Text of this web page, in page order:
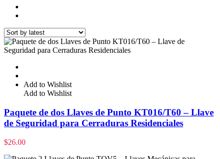
Add to Wishlist
Add to Wishlist
Paquete de dos Llaves de Punto KT016/T60 – Llave
de Seguridad para Cerraduras Residenciales
$26.00